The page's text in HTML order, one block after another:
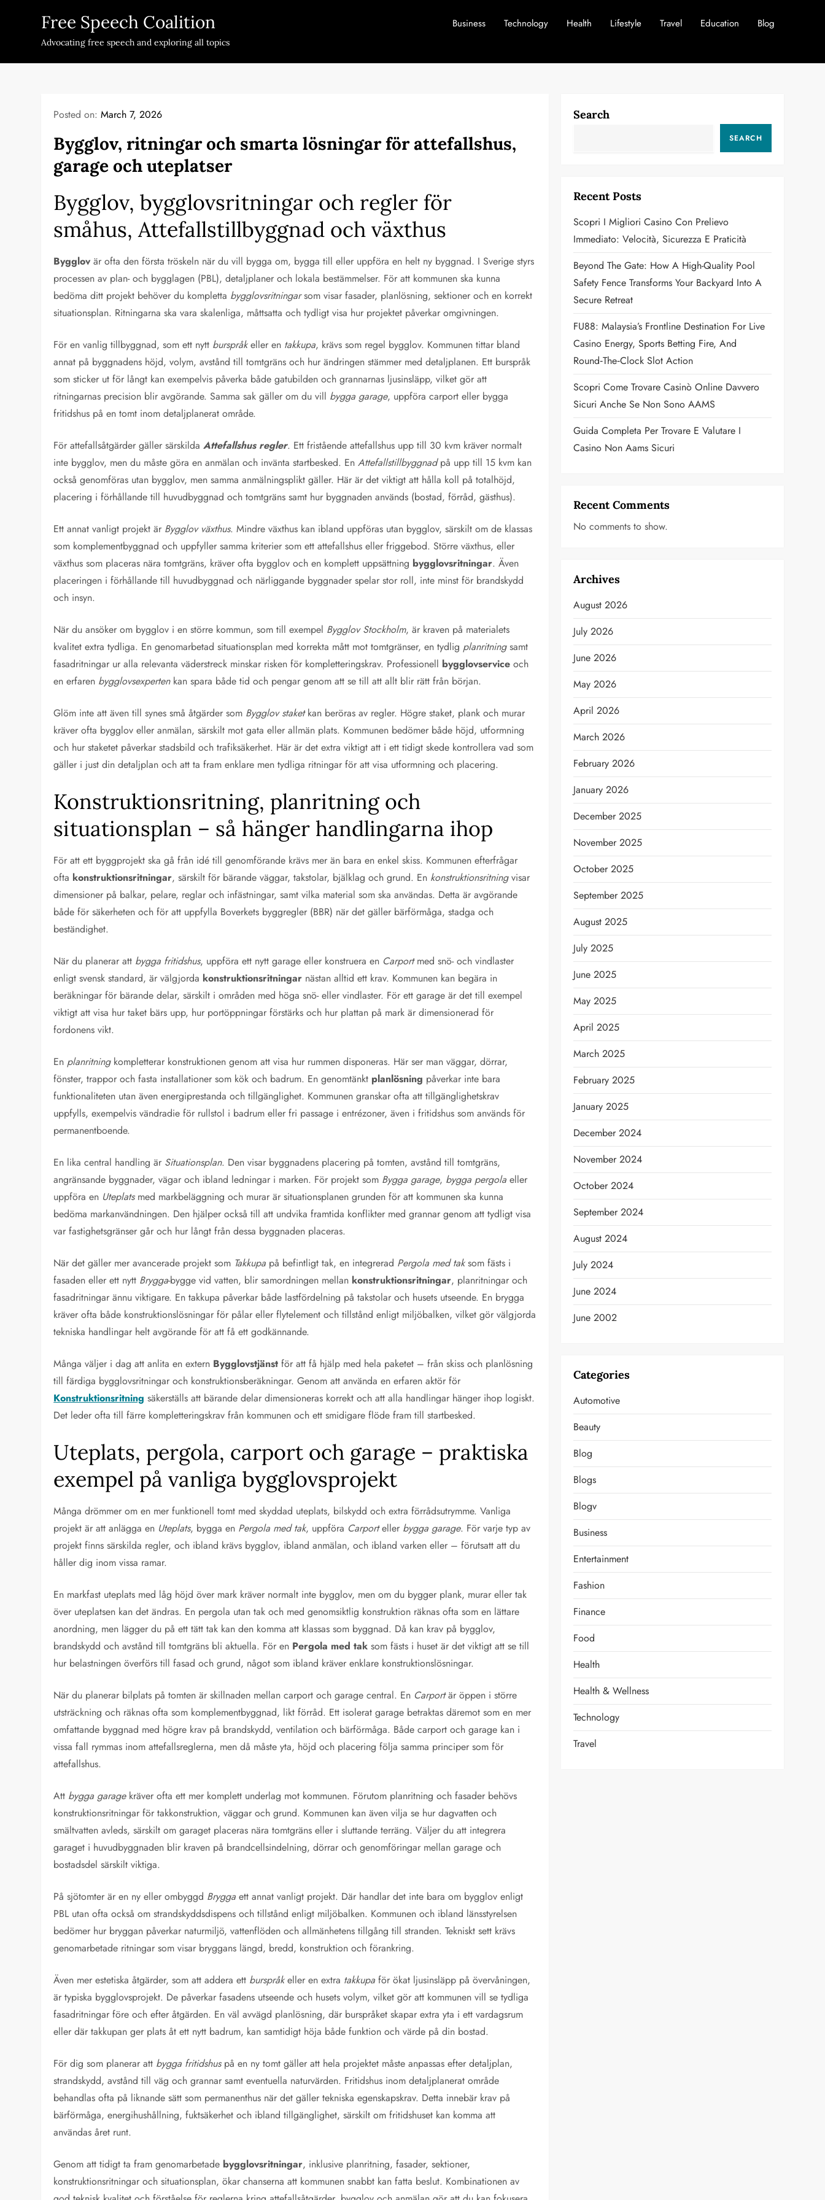
Free Speech Coalition
Advocating free speech and exploring all topics
Business Technology Health Lifestyle Travel Education Blog
Posted on:March 7, 2026
Bygglov, ritningar och smarta lösningar för attefallshus,
garage och uteplatser
Bygglov, bygglovsritningar och regler för
småhus, Attefallstillbyggnad och växthus
Bygglovär ofta den första tröskeln när du vill bygga om, bygga till eller uppföra en helt ny byggnad. I Sverige styrs
processen av plan- och bygglagen (PBL), detaljplaner och lokala bestämmelser. För att kommunen ska kunna
bedöma ditt projekt behöver du kompletta bygglovsritningarsom visar fasader, planlösning, sektioner och en korrekt
situationsplan. Ritningarna ska vara skalenliga, måttsatta och tydligt visa hur projektet påverkar omgivningen.
För en vanlig tillbyggnad, som ett nytt burspråkeller en takkupa, krävs som regel bygglov. Kommunen tittar bland
annat på byggnadens höjd, volym, avstånd till tomtgräns och hur ändringen stämmer med detaljplanen. Ett burspråk
som sticker ut för långt kan exempelvis påverka både gatubilden och grannarnas ljusinsläpp, vilket gör att
ritningarnas precision blir avgörande. Samma sak gäller om du vill bygga garage, uppföra carport eller bygga
fritidshus på en tomt inom detaljplanerat område.
För attefallsåtgärder gäller särskildaAttefallshus regler. Ett fristående attefallshus upp till 30 kvm kräver normalt
inte bygglov, men du måste göra en anmälan och invänta startbesked. EnAttefallstillbyggnadpå upp till 15 kvm kan
också genomföras utan bygglov, men samma anmälningsplikt gäller. Här är det viktigt att hålla koll på totalhöjd,
placering i förhållande till huvudbyggnad och tomtgräns samt hur byggnaden används (bostad, förråd, gästhus).
Ett annat vanligt projekt är Bygglov växthus. Mindre växthus kan ibland uppföras utan bygglov, särskilt om de klassas
som komplementbyggnad och uppfyller samma kriterier som ett attefallshus eller friggebod. Större växthus, eller
växthus som placeras nära tomtgräns, kräver ofta bygglov och en komplett uppsättning bygglovsritningar. Även
placeringen i förhållande till huvudbyggnad och närliggande byggnader spelar stor roll, inte minst för brandskydd
och insyn.
När du ansöker om bygglov i en större kommun, som till exempel Bygglov Stockholm, är kraven på materialets
kvalitet extra tydliga. En genomarbetad situationsplan med korrekta mått mot tomtgränser, en tydlig planritningsamt
fasadritningar ur alla relevanta väderstreck minskar risken för kompletteringskrav. Professionell bygglovservice och
en erfaren bygglovsexpertenkan spara både tid och pengar genom att se till att allt blir rätt från början.
Glöm inte att även till synes små åtgärder som Bygglov staketkan beröras av regler. Högre staket, plank och murar
kräver ofta bygglov eller anmälan, särskilt mot gata eller allmän plats. Kommunen bedömer både höjd, utformning
och hur staketet påverkar stadsbild och trafiksäkerhet. Här är det extra viktigt att i ett tidigt skede kontrollera vad som
gäller i just din detaljplan och att ta fram enklare men tydliga ritningar för att visa utformning och placering.
Konstruktionsritning, planritning och
situationsplan – så hänger handlingarna ihop
För att ett byggprojekt ska gå från idé till genomförande krävs mer än bara en enkel skiss. Kommunen efterfrågar
ofta konstruktionsritningar, särskilt för bärande väggar, takstolar, bjälklag och grund. En konstruktionsritningvisar
dimensioner på balkar, pelare, reglar och infästningar, samt vilka material som ska användas. Detta är avgörande
både för säkerheten och för att uppfylla Boverkets byggregler (BBR) när det gäller bärförmåga, stadga och
beständighet.
När du planerar att bygga fritidshus, uppföra ett nytt garage eller konstruera en Carportmed snö- och vindlaster
enligt svensk standard, är välgjorda konstruktionsritningar nästan alltid ett krav. Kommunen kan begära in
beräkningar för bärande delar, särskilt i områden med höga snö- eller vindlaster. För ett garage är det till exempel
viktigt att visa hur taket bärs upp, hur portöppningar förstärks och hur plattan på mark är dimensionerad för
fordonens vikt.
En planritningkompletterar konstruktionen genom att visa hur rummen disponeras. Här ser man väggar, dörrar,
fönster, trappor och fasta installationer som kök och badrum. En genomtänkt planlösning påverkar inte bara
funktionaliteten utan även energiprestanda och tillgänglighet. Kommunen granskar ofta att tillgänglighetskrav
uppfylls, exempelvis vändradie för rullstol i badrum eller fri passage i entrézoner, även i fritidshus som används för
permanentboende.
En lika central handling är Situationsplan. Den visar byggnadens placering på tomten, avstånd till tomtgräns,
angränsande byggnader, vägar och ibland ledningar i marken. För projekt som Bygga garage, bygga pergola eller
uppföra en Uteplatsmed markbeläggning och murar är situationsplanen grunden för att kommunen ska kunna
bedöma markanvändningen. Den hjälper också till att undvika framtida konflikter med grannar genom att tydligt visa
var fastighetsgränser går och hur långt från dessa byggnaden placeras.
När det gäller mer avancerade projekt som Takkupa på befintligt tak, en integrerad Pergola med taksom fästs i
fasaden eller ett nytt Brygga-bygge vid vatten, blir samordningen mellan konstruktionsritningar, planritningar och
fasadritningar ännu viktigare. En takkupa påverkar både lastfördelning på takstolar och husets utseende. En brygga
kräver ofta både konstruktionslösningar för pålar eller flytelement och tillstånd enligt miljöbalken, vilket gör välgjorda
tekniska handlingar helt avgörande för att få ett godkännande.
Många väljer i dag att anlita en extern Bygglovstjänst för att få hjälp med hela paketet – från skiss och planlösning
till färdiga bygglovsritningar och konstruktionsberäkningar. Genom att använda en erfaren aktör för
Konstruktionsritning säkerställs att bärande delar dimensioneras korrekt och att alla handlingar hänger ihop logiskt.
Det leder ofta till färre kompletteringskrav från kommunen och ett smidigare flöde fram till startbesked.
Uteplats, pergola, carport och garage – praktiska
exempel på vanliga bygglovsprojekt
Många drömmer om en mer funktionell tomt med skyddad uteplats, bilskydd och extra förrådsutrymme. Vanliga
projekt är att anlägga en Uteplats, bygga en Pergola med tak, uppföra Carporteller bygga garage. För varje typ av
projekt finns särskilda regler, och ibland krävs bygglov, ibland anmälan, och ibland varken eller – förutsatt att du
håller dig inom vissa ramar.
En markfast uteplats med låg höjd över mark kräver normalt inte bygglov, men om du bygger plank, murar eller tak
över uteplatsen kan det ändras. En pergola utan tak och med genomsiktlig konstruktion räknas ofta som en lättare
anordning, men lägger du på ett tätt tak kan den komma att klassas som byggnad. Då kan krav på bygglov,
brandskydd och avstånd till tomtgräns bli aktuella. För en Pergola med tak som fästs i huset är det viktigt att se till
hur belastningen överförs till fasad och grund, något som ibland kräver enklare konstruktionslösningar.
När du planerar bilplats på tomten är skillnaden mellan carport och garage central. En Carportär öppen i större
utsträckning och räknas ofta som komplementbyggnad, likt förråd. Ett isolerat garage betraktas däremot som en mer
omfattande byggnad med högre krav på brandskydd, ventilation och bärförmåga. Både carport och garage kan i
vissa fall rymmas inom attefallsreglerna, men då måste yta, höjd och placering följa samma principer som för
attefallshus.
Att bygga garagekräver ofta ett mer komplett underlag mot kommunen. Förutom planritning och fasader behövs
konstruktionsritningar för takkonstruktion, väggar och grund. Kommunen kan även vilja se hur dagvatten och
smältvatten avleds, särskilt om garaget placeras nära tomtgräns eller i sluttande terräng. Väljer du att integrera
garaget i huvudbyggnaden blir kraven på brandcellsindelning, dörrar och genomföringar mellan garage och
bostadsdel särskilt viktiga.
På sjötomter är en ny eller ombyggd Brygga ett annat vanligt projekt. Där handlar det inte bara om bygglov enligt
PBL utan ofta också om strandskyddsdispens och tillstånd enligt miljöbalken. Kommunen och ibland länsstyrelsen
bedömer hur bryggan påverkar naturmiljö, vattenflöden och allmänhetens tillgång till stranden. Tekniskt sett krävs
genomarbetade ritningar som visar bryggans längd, bredd, konstruktion och förankring.
Även mer estetiska åtgärder, som att addera ett burspråkeller en extra takkupa för ökat ljusinsläpp på övervåningen,
är typiska bygglovsprojekt. De påverkar fasadens utseende och husets volym, vilket gör att kommunen vill se tydliga
fasadritningar före och efter åtgärden. En väl avvägd planlösning, där burspråket skapar extra yta i ett vardagsrum
eller där takkupan ger plats åt ett nytt badrum, kan samtidigt höja både funktion och värde på din bostad.
För dig som planerar att bygga fritidshuspå en ny tomt gäller att hela projektet måste anpassas efter detaljplan,
strandskydd, avstånd till väg och grannar samt eventuella naturvärden. Fritidshus inom detaljplanerat område
behandlas ofta på liknande sätt som permanenthus när det gäller tekniska egenskapskrav. Detta innebär krav på
bärförmåga, energihushållning, fuktsäkerhet och ibland tillgänglighet, särskilt om fritidshuset kan komma att
användas året runt.
Genom att tidigt ta fram genomarbetade bygglovsritningar, inklusive planritning, fasader, sektioner,
konstruktionsritningar och situationsplan, ökar chanserna att kommunen snabbt kan fatta beslut. Kombinationen av
Search
SEARCH
Recent Posts
Scopri I Migliori Casino Con Prelievo
Immediato: Velocità, Sicurezza E Praticità
Beyond The Gate: How A High-Quality Pool
Safety Fence Transforms Your Backyard Into A
Secure Retreat
FU88: Malaysia’s Frontline Destination For Live
Casino Energy, Sports Betting Fire, And
Round‑the‑Clock Slot Action
Scopri Come Trovare Casinò Online Davvero
Sicuri Anche Se Non Sono AAMS
Guida Completa Per Trovare E Valutare I
Casino Non Aams Sicuri
Recent Comments
No comments to show.
Archives
August 2026
July 2026
June 2026
May 2026
April 2026
March 2026
February 2026
January 2026
December 2025
November 2025
October 2025
September 2025
August 2025
July 2025
June 2025
May 2025
April 2025
March 2025
February 2025
January 2025
December 2024
November 2024
October 2024
September 2024
August 2024
July 2024
June 2024
June 2002
Categories
Automotive
Beauty
Blog
Blogs
Blogv
Business
Entertainment
Fashion
Finance
Food
Health
Health & Wellness
Technology
Travel